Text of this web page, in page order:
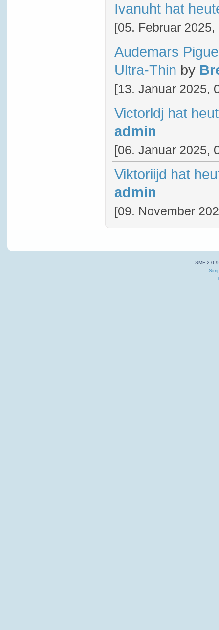
Ivanuht hat
[05. Februar 2025,
Audemars
Ultra-Thin by
[13. Januar 2025,
Victorldj hat
admin
[06. Januar 2025,
Viktoriijd hat
admin
[09. November
SMF 2.0.9